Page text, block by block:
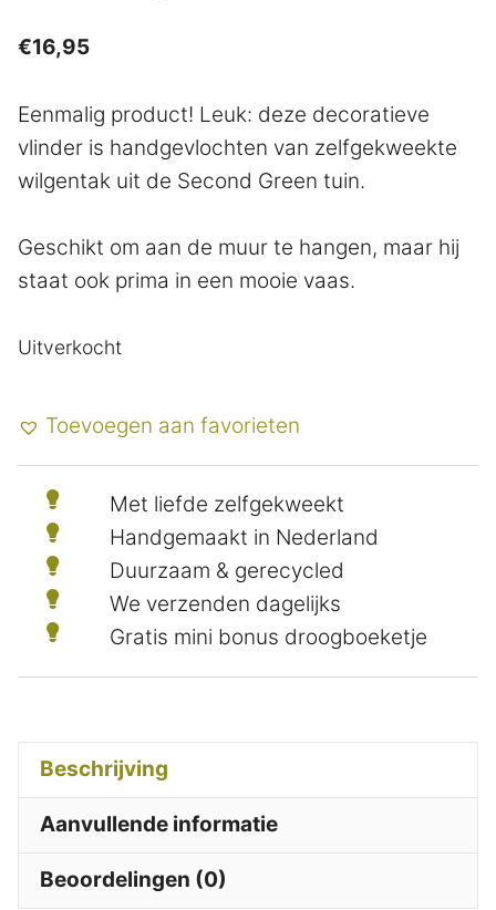
€16,95
Eenmalig product! Leuk: deze decoratieve
vlinder is handgevlochten van zelfgekweekte
wilgentak uit de Second Green tuin.
Geschikt om aan de muur te hangen, maar hij
staat ook prima in een mooie vaas.
Uitverkocht
Toevoegen aan favorieten
Met liefde zelfgekweekt
Handgemaakt in Nederland
Duurzaam & gerecycled
We verzenden dagelijks
Gratis mini bonus droogboeketje
Beschrijving
Aanvullende informatie
Beoordelingen (0)